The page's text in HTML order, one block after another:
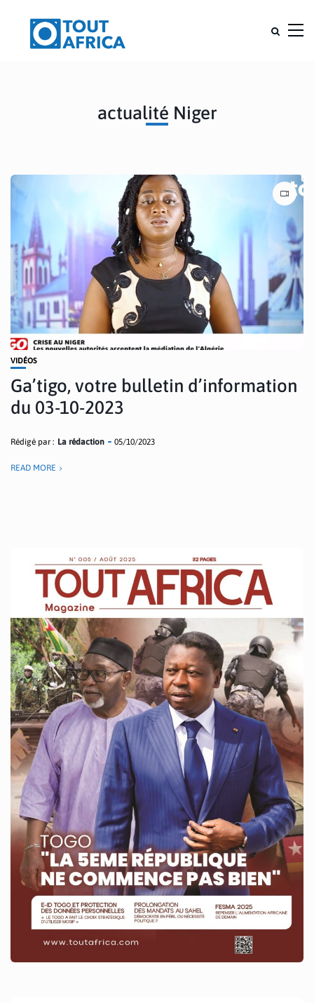
actualité Niger
VIDÉOS
Ga’tigo, votre bulletin d’information
du 03-10-2023
Rédigé par : La rédaction 05/10/2023
READ MORE